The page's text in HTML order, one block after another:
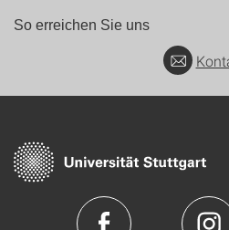
So erreichen Sie uns